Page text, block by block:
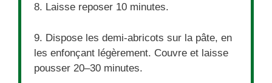
8. Laisse reposer 10 minutes.
9. Dispose les demi-abricots sur la pâte, en
les enfonçant légèrement. Couvre et laisse
pousser 20–30 minutes.